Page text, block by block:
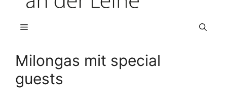
Menü
Milongas mit special
guests